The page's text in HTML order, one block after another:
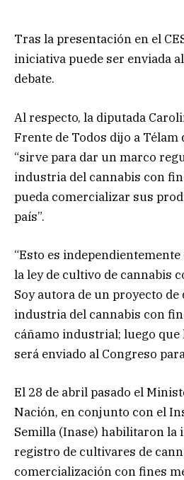
Tras la presentación en el
iniciativa puede ser enviada
debate.
Al respecto, la diputada
Frente de Todos dijo a Télam
“sirve para dar un marco
industria del cannabis con
pueda comercializar sus
país”.
“Esto es
la ley de cultivo de cannabis
Soy autora de un proyecto
industria del cannabis con
cáñamo industrial; luego que
será enviado al Congreso
El 28 de abril pasado el
Nación, en conjunto con el
Semilla (Inase) habilitaron la
registro de cultivares de
comercialización con fines